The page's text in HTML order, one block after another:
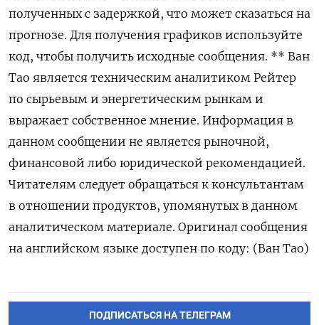
полученных с задержкой, что может сказаться на
прогнозе. Для получения графиков используйте
код, чтобы получить исходные сообщения. ** Ван
Тао является техническим аналитиком Рейтер
по сырьевым и энергетическим рынкам и
выражает собственное мнение. Информация в
данном сообщении не является рыночной,
финансовой либо юридической рекомендацией.
Читателям следует обращаться к консультантам
в отношении продуктов, упомянутых в данном
аналитическом материале. Оригинал сообщения
на английском языке доступен по коду: (Ван Тао)
ПОДПИСАТЬСЯ НА ТЕЛЕГРАМ